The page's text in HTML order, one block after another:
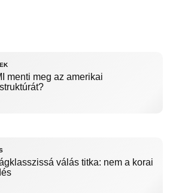
menti meg az amerikai
válás titka: nem a korai